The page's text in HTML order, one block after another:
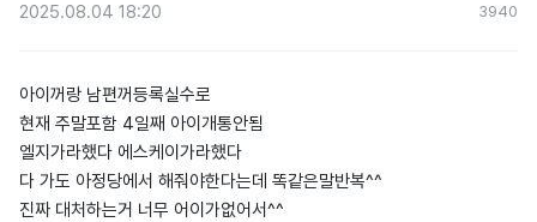
2025.08.04 18:20
3940
아이꺼랑 남편꺼등록실수로
현재 주말포함 4일째 아이개통안됨
엘지가라했다 에스케이가라했다
다 가도 아정당에서 해줘야한다는데 똑같은말반복^^
진짜 대처하는거 너무 어이가없어서^^